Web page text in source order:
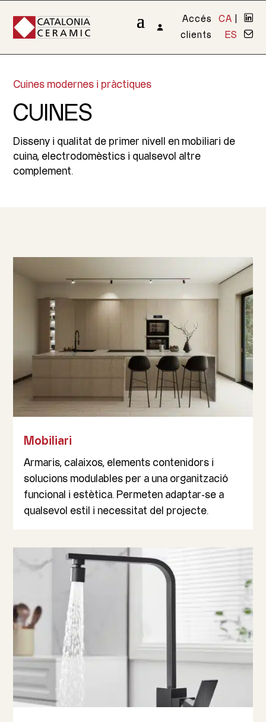
Accés
clients
CA
ES
Cuines modernes i pràctiques
CUINES
Disseny i qualitat de primer nivell en mobiliari de
cuina, electrodomèstics i qualsevol altre
complement.
Mobiliari
Armaris, calaixos, elements contenidors i
solucions modulables per a una organització
funcional i estètica. Permeten adaptar-se a
qualsevol estil i necessitat del projecte.